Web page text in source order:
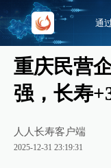
重庆民营
强，长寿
人人长寿客户端
2025-12-31 23:19:31
通